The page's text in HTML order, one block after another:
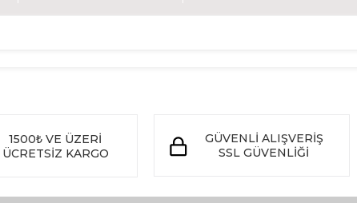
1500₺VE ÜZERİ
ÜCRETSİZ KARGO
GÜVENLİ ALIŞVERİŞ
SSL GÜVENLİĞİ